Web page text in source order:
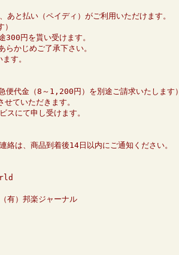
と払い（ペイディ）がご利用いただけます。
円を貰い受けます。
かじめご了承下さい。
す。
便代金（8～1,200円）を別途ご請求いたします）
ていただきます。
にて申し受けます。
は、商品到着後14日以内にご通知ください。
）邦楽ジャーナル